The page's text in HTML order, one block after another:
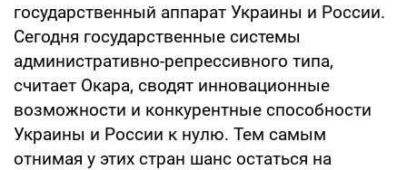
государственный аппарат Украины и России.
Сегодня государственные системы
административно-репрессивного типа,
считает Окара, сводят инновационные
возможности и конкурентные способности
Украины и России к нулю. Тем самым
отнимая у этих стран шанс остаться на